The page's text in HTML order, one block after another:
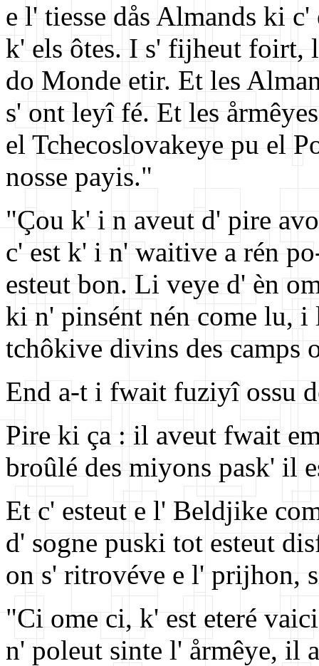
e l' tiesse dås Almands ki
k' els ôtes. I s' fijheut foirt,
do Monde etir. Et les
s' ont leyî fé. Et les
el Tchecoslovakeye pu el
nosse payis."
"Çou k' i n aveut d' pire
c' est k' i n' waitive a rén
esteut bon. Li veye d' èn
ki n' pinsént nén come lu, i
tchôkive divins des camps
End a-t i fwait fuziyî ossu
Pire ki ça : il aveut fwait
broûlé des miyons pask' il
Et c' esteut e l' Beldjike
d' sogne puski tot esteut
on s' ritrovéve e l' prijhon,
"Ci ome ci, k' est eteré
n' poleut sinte l' årmêye, il